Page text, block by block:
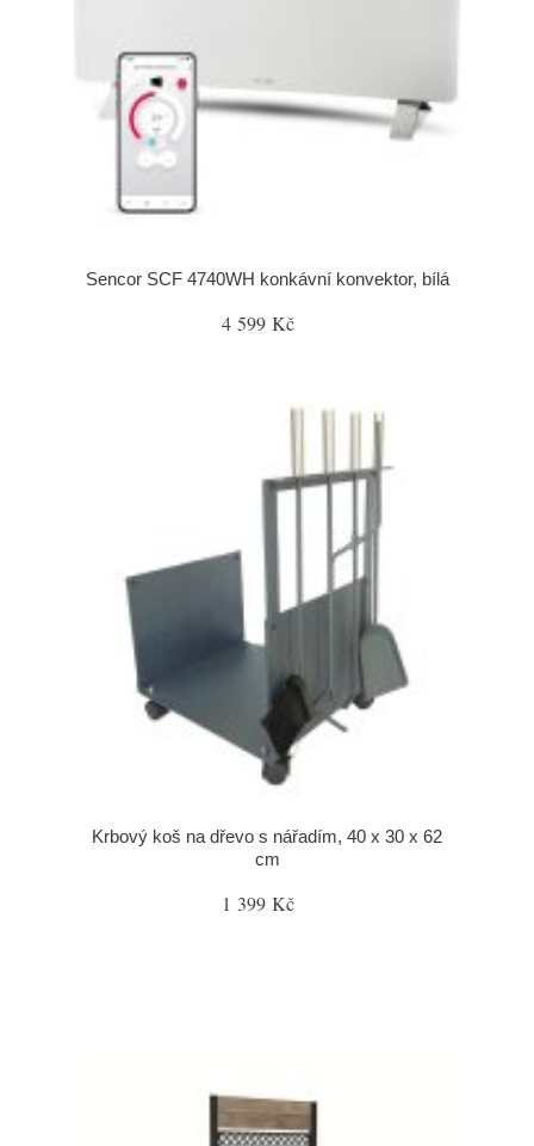
Sencor SCF 4740WH konkávní konvektor, bílá
4 599 Kč
Krbový koš na dřevo s nářadím, 40 x 30 x 62
cm
1 399 Kč